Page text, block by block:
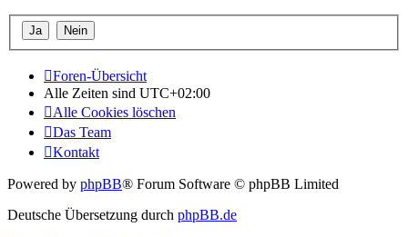
Foren-Übersicht
Alle Zeiten sind UTC+02:00
Alle Cookies löschen
Das Team
Kontakt
Powered by phpBB® Forum Software © phpBB Limited
Deutsche Übersetzung durch phpBB.de